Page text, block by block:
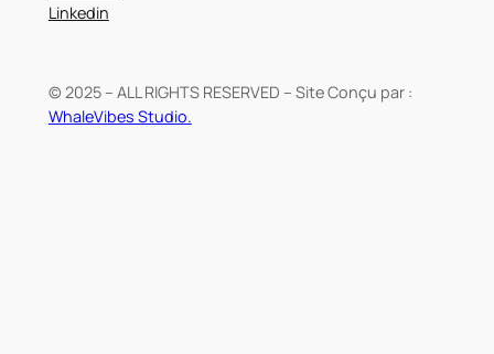
Linkedin
© 2025 – ALL RIGHTS RESERVED – Site Conçu par :
WhaleVibes Studio.